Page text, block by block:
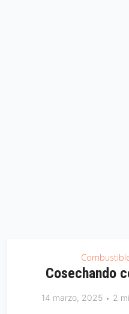
Cosechando
14 marzo, 2025 2